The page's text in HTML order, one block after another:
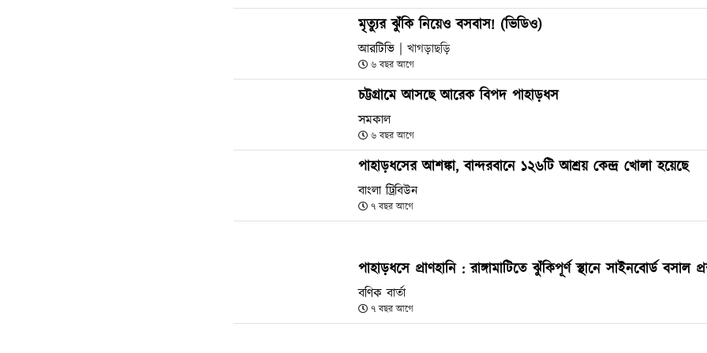
মৃত্যুর ঝুঁকি নিয়েও বসবাস! (ভিডিও)
আরটিভি | খাগড়াছড়ি
৬ বছর আগে
চট্টগ্রামে আসছে আরেক বিপদ পাহাড়ধস
সমকাল
৬ বছর আগে
পাহাড়ধসের আশঙ্কা, বান্দরবা‌নে ১২৬টি আশ্রয় কেন্দ্র খোলা হ‌য়ে‌ছে ‌
বাংলা ট্রিবিউন
৭ বছর আগে
পাহাড়ধসে প্রাণহানি : রাঙ্গামাটিতে ঝুঁকিপূর্ণ স্থানে সাইনবোর্ড বসাল
বণিক বার্তা
৭ বছর আগে